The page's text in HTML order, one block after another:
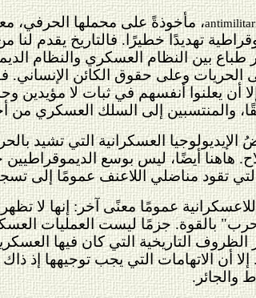
، مأخوذةً على محملها الحرفي،
تهديدًا خطيرًا. فالتاريخ
طباع بين النظام العسكري والنظام
الحريات وعلى حقوق الكائن
أن يعلنوا أنفسهم في ثبات لا
والمنتسبين إلى السلك العسكري من
الإيديولوجيا العسكرانية التي تشيد
هاهنا أيضًا، ليس بوسع
تقود مناضلي اللاعنف عمومًا إلى
عمومًا معنًى آخر: إنها لا
بالقوة. جزمًا ليست العمليات
الظروف التاريخية التي كان فيها
أن الاتهامات التي يجب توجيهها إذ
والجائر.